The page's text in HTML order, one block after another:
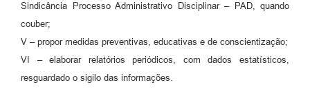
Sindicância Processo Administrativo Disciplinar – PAD, quando
couber;
V – propor medidas preventivas, educativas e de conscientização;
VI – elaborar relatórios periódicos, com dados estatísticos,
resguardado o sigilo das informações.